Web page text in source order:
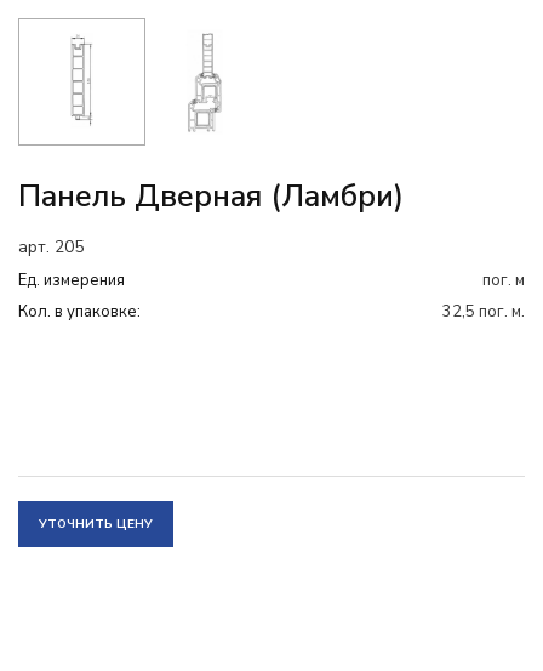
Панель Дверная (ламбри)
арт. 205
Ед. измерения
пог. м
Кол. в упаковке:
32,5 пог. м.
УТОЧНИТЬ ЦЕНУ